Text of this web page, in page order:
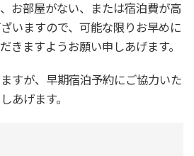
お部屋がない、または宿泊費が高
いますので、可能な限りお早めに
きますようお願い申しあげます。
すが、早期宿泊予約にご協力いた
あげます。